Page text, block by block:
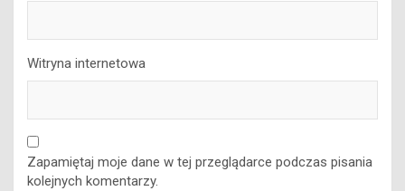
Witryna internetowa
Zapamiętaj moje dane w tej przeglądarce podczas pisania
kolejnych komentarzy.